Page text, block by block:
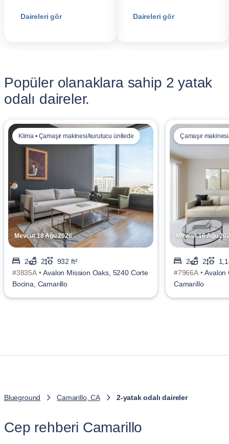
Daireleri gör Daireleri gör
Popüler olanaklara sahip 2 yatak
odalı daireler.
Mevcut 18 Ağu 2026
Klima • Çamaşır makinesi/kurutucu ünitede
2 2
932 ft²
#3835A •Avalon Mission Oaks, 5240 Corte
Bocina, Camarillo
Mevcut 16 Ağu
Çamaşır
2 2
#7966A •Avalon
Camarillo
Blueground Camarillo, CA 2-yatak odalı daireler
Cep rehberi Camarillo